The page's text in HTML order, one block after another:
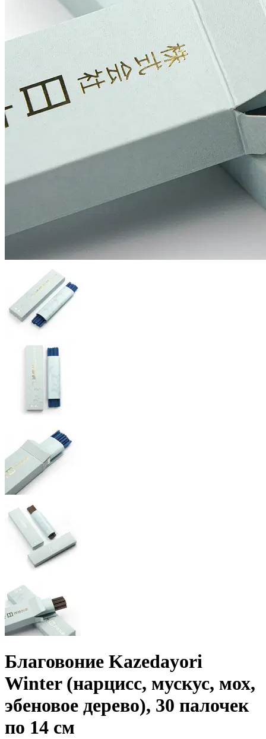
Благовоние Kazedayori
Winter (нарцисс, мускус, мох,
эбеновое дерево), 30 палочек
по 14 см